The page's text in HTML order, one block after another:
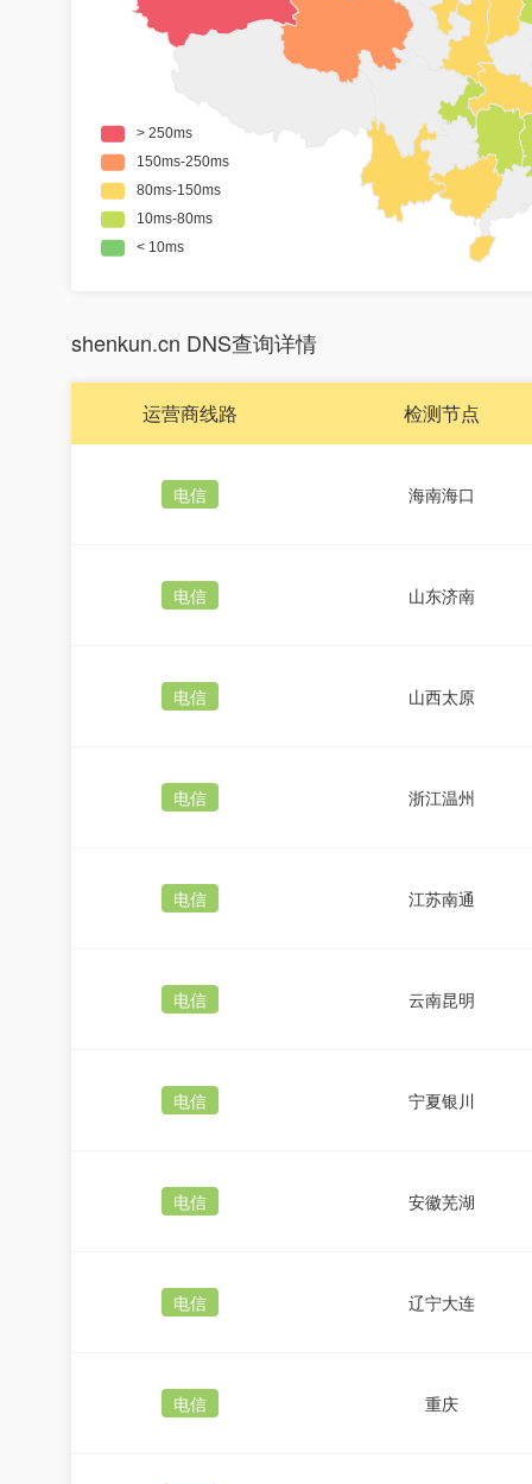
shenkun.cn DNS查询详情
运营商线路 检测节点
电信 海南海口
电信 山东济南
电信 山西太原
电信 浙江温州
电信 江苏南通
电信 云南昆明
电信 宁夏银川
电信 安徽芜湖
电信 辽宁大连
电信 重庆